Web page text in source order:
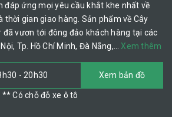
đáp ứng mọi yêu cầu khắt khe nhất về
thời gian giao hàng. Sản phẩm về Cây
đã vươn tới đông đảo khách hàng tại các
Tp. Hồ Chí Minh, Đà Nẵng,… Xem thêm
- 20h30 Xem bản đồ
** Có chỗ đỗ xe ô tô